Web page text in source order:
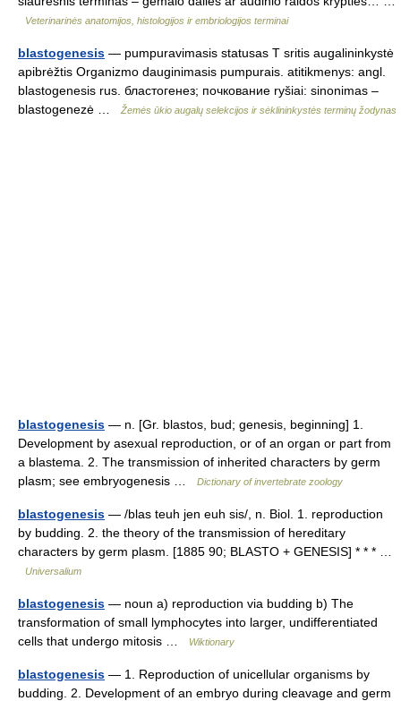
Veterinarinės anatomijos, histologijos ir embriologijos terminai
blastogenesis — pumpuravimasis statusas T sritis augalininkystė
apibrėžtis Organizmo dauginimasis pumpurais. atitikmenys: angl.
blastogenesis rus. бластогенез; почкование ryšiai: sinonimas –
blastogenezė …
Žemės ūkio augalų selekcijos ir sėklininkystės terminų žodynas
blastogenesis — n. [Gr. blastos, bud; genesis, beginning] 1.
Development by asexual reproduction, or of an organ or part from
a blastema. 2. The transmission of inherited characters by germ
plasm; see embryogenesis …
Dictionary of invertebrate zoology
blastogenesis — /blas teuh jen euh sis/, n. Biol. 1. reproduction
by budding. 2. the theory of the transmission of hereditary
characters by germ plasm. [1885 90; BLASTO + GENESIS] * * * …
Universalium
blastogenesis — noun a) reproduction via budding b) The
transformation of small lymphocytes into larger, undifferentiated
cells that undergo mitosis …
Wiktionary
blastogenesis — 1. Reproduction of unicellular organisms by
budding. 2. Development of an embryo during cleavage and germ